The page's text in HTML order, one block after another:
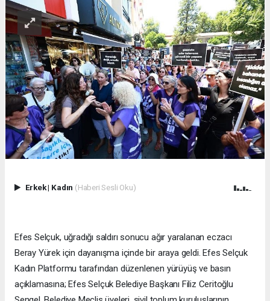
Erkek| Kadın (Haberi Sesli Oku)
Efes Selçuk, uğradığı saldırı sonucu ağır yaralanan eczacı
Beray Yürek için dayanışma içinde bir araya geldi. Efes Selçuk
Kadın Platformu tarafından düzenlenen yürüyüş ve basın
açıklamasına; Efes Selçuk Belediye Başkanı Filiz Ceritoğlu